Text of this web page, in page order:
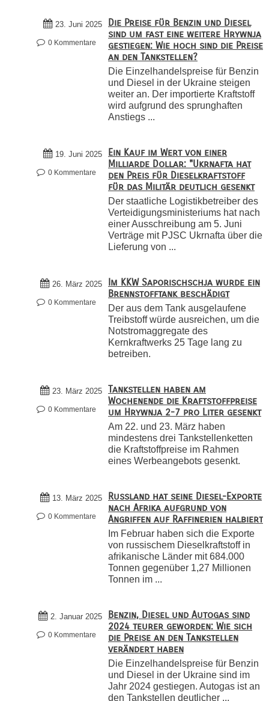
23. Juni 2025
0 Kommentare
Die Preise für Benzin und Diesel
sind um fast eine weitere Hrywnja
gestiegen: Wie hoch sind die Preise
an den Tankstellen?
Die Einzelhandelspreise für Benzin
und Diesel in der Ukraine steigen
weiter an. Der importierte Kraftstoff
wird aufgrund des sprunghaften
Anstiegs ...
19. Juni 2025
0 Kommentare
Ein Kauf im Wert von einer
Milliarde Dollar: "Ukrnafta hat
den Preis für Dieselkraftstoff
für das Militär deutlich gesenkt
Der staatliche Logistikbetreiber des
Verteidigungsministeriums hat nach
einer Ausschreibung am 5. Juni
Verträge mit PJSC Ukrnafta über die
Lieferung von ...
26. März 2025
0 Kommentare
Im KKW Saporischschja wurde ein
Brennstofftank beschädigt
Der aus dem Tank ausgelaufene
Treibstoff würde ausreichen, um die
Notstromaggregate des
Kernkraftwerks 25 Tage lang zu
betreiben.
23. März 2025
0 Kommentare
Tankstellen haben am
Wochenende die Kraftstoffpreise
um Hrywnja 2-7 pro Liter gesenkt
Am 22. und 23. März haben
mindestens drei Tankstellenketten
die Kraftstoffpreise im Rahmen
eines Werbeangebots gesenkt.
13. März 2025
0 Kommentare
Russland hat seine Diesel-Exporte
nach Afrika aufgrund von
Angriffen auf Raffinerien halbiert
Im Februar haben sich die Exporte
von russischem Dieselkraftstoff in
afrikanische Länder mit 684.000
Tonnen gegenüber 1,27 Millionen
Tonnen im ...
2. Januar 2025
0 Kommentare
Benzin, Diesel und Autogas sind
2024 teurer geworden: Wie sich
die Preise an den Tankstellen
verändert haben
Die Einzelhandelspreise für Benzin
und Diesel in der Ukraine sind im
Jahr 2024 gestiegen. Autogas ist an
den Tankstellen deutlicher ...